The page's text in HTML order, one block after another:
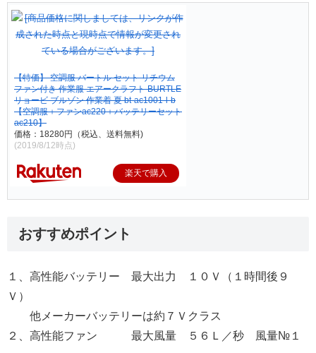
【特価】 空調服 バートル セット リチウム
ファン付き 作業服 エアークラフト BURTLE
リョービ ブルゾン 作業着 夏 bt-ac1001-l-b
【空調服＋ファンac220＋バッテリーセット
ac210】
価格：18280円（税込、送料無料)
(2019/8/12時点)
楽天で購入
おすすめポイント
１、高性能バッテリー 最大出力 １０Ｖ（１時間後９
Ｖ）
他メーカーバッテリーは約７Ｖクラス
２、高性能ファン 最大風量 ５６Ｌ／秒 風量№１